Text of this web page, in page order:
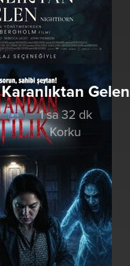
Karanlıktan Gelen
1 sa 32 dk
Korku